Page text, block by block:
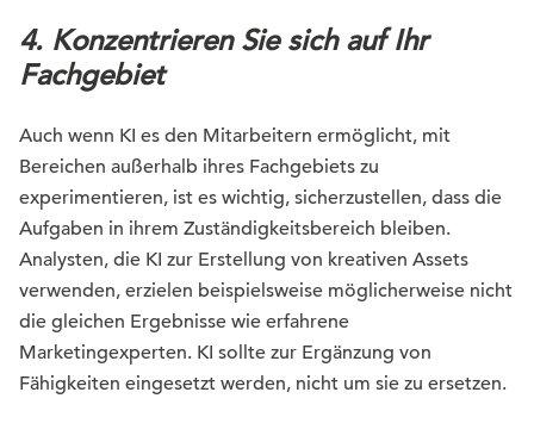
4. Konzentrieren Sie sich auf Ihr
Fachgebiet
Auch wenn KI es den Mitarbeitern ermöglicht, mit
Bereichen außerhalb ihres Fachgebiets zu
experimentieren, ist es wichtig, sicherzustellen, dass die
Aufgaben in ihrem Zuständigkeitsbereich bleiben.
Analysten, die KI zur Erstellung von kreativen Assets
verwenden, erzielen beispielsweise möglicherweise nicht
die gleichen Ergebnisse wie erfahrene
Marketingexperten. KI sollte zur Ergänzung von
Fähigkeiten eingesetzt werden, nicht um sie zu ersetzen.